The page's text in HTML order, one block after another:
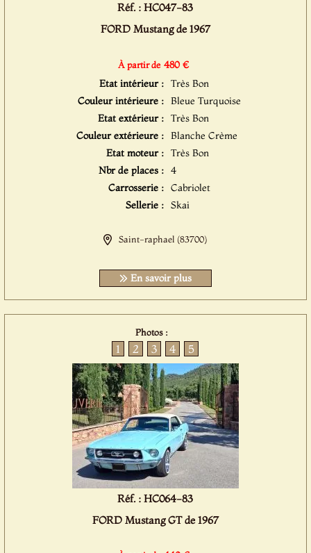
Réf. : HC047-83
FORD Mustang de 1967
À partir de 480 €
Etat intérieur : Très Bon
Couleur intérieure : Bleue Turquoise
Etat extérieur : Très Bon
Couleur extérieure : Blanche Crème
Etat moteur : Très Bon
Nbr de places : 4
Carrosserie : Cabriolet
Sellerie : Skai
Saint-raphael (83700)
En savoir plus
Photos :
1 2 3 4 5
Réf. : HC064-83
FORD Mustang GT de 1967